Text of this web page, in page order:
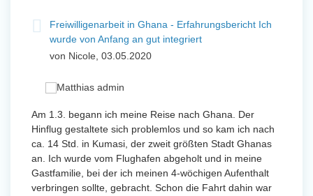
Freiwilligenarbeit in Ghana - Erfahrungsbericht Ich
wurde von Anfang an gut integriert
von Nicole, 03.05.2020
Am 1.3. begann ich meine Reise nach Ghana. Der
Hinflug gestaltete sich problemlos und so kam ich nach
ca. 14 Std. in Kumasi, der zweit größten Stadt Ghanas
an. Ich wurde vom Flughafen abgeholt und in meine
Gastfamilie, bei der ich meinen 4-wöchigen Aufenthalt
verbringen sollte, gebracht. Schon die Fahrt dahin war